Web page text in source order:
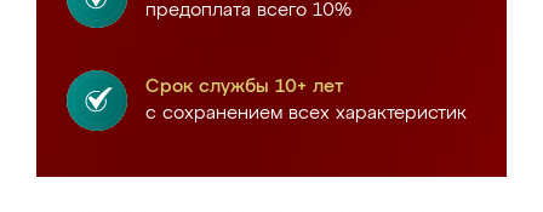
предоплата всего 10%
Срок службы 10+ лет
с сохранением всех характеристик